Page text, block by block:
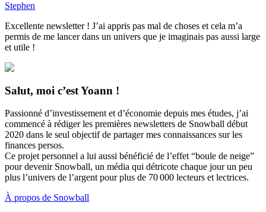
Stephen
Excellente newsletter ! J’ai appris pas mal de choses et cela m’a
permis de me lancer dans un univers que je imaginais pas aussi large
et utile !
Salut, moi c’est Yoann !
Passionné d’investissement et d’économie depuis mes études, j’ai
commencé à rédiger les premières newsletters de Snowball début
2020 dans le seul objectif de partager mes connaissances sur les
finances persos.
Ce projet personnel a lui aussi bénéficié de l’effet “boule de neige”
pour devenir Snowball, un média qui détricote chaque jour un peu
plus l’univers de l’argent pour plus de 70 000 lecteurs et lectrices.
À propos de Snowball